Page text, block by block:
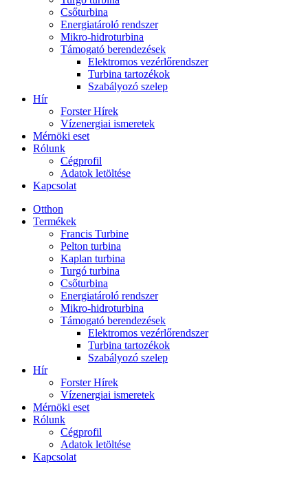
Csőturbina
Energiatároló rendszer
Mikro-hidroturbina
Támogató berendezések
Elektromos vezérlőrendszer
Turbina tartozékok
Szabályozó szelep
Hír
Forster Hírek
Vízenergiai ismeretek
Mérnöki eset
Rólunk
Cégprofil
Adatok letöltése
Kapcsolat
Otthon
Termékek
Francis Turbine
Pelton turbina
Kaplan turbina
Turgó turbina
Csőturbina
Energiatároló rendszer
Mikro-hidroturbina
Támogató berendezések
Elektromos vezérlőrendszer
Turbina tartozékok
Szabályozó szelep
Hír
Forster Hírek
Vízenergiai ismeretek
Mérnöki eset
Rólunk
Cégprofil
Adatok letöltése
Kapcsolat